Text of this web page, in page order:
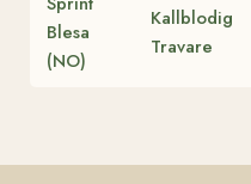
Blesa
(NO)
Kallblodig
Travare